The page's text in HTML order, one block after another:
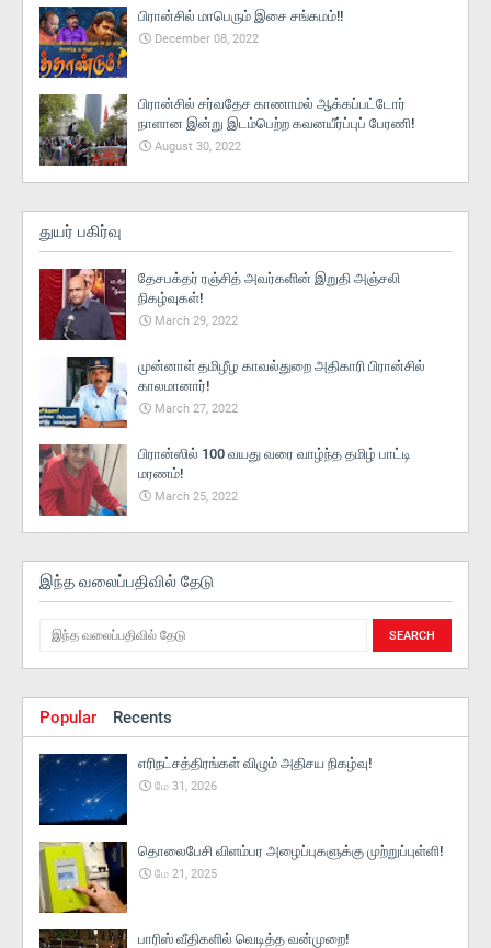
பிரான்சில் மாபெரும் இசை சங்கமம்!!
December 08, 2022
பிரான்சில் சர்வதேச காணாமல் ஆக்கப்பட்டோர்
நாளான இன்று இடம்பெற்ற கவனயீர்ப்புப் பேரணி!
August 30, 2022
துயர் பகிர்வு
தேசபக்தர் ரஞ்சித் அவர்களின் இறுதி அஞ்சலி
நிகழ்வுகள்!
March 29, 2022
முன்னாள் தமிழீழ காவல்துறை அதிகாரி பிரான்சில்
காலமானார்!
March 27, 2022
பிரான்ஸில் 100 வயது வரை வாழ்ந்த தமிழ் பாட்டி
மரணம்!
March 25, 2022
இந்த வலைப்பதிவில் தேடு
Popular Recents
எரிநட்சத்திரங்கள் விழும் அதிசய நிகழ்வு!
மே 31, 2026
தொலைபேசி விளம்பர அழைப்புகளுக்கு முற்றுப்புள்ளி!
மே 21, 2025
பாரிஸ் வீதிகளில் வெடித்த வன்முறை!